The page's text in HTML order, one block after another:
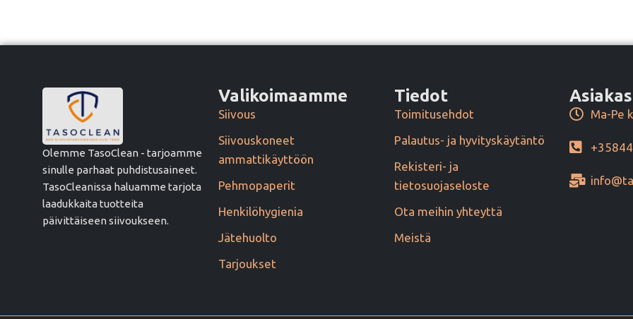
Olemme TasoClean - tarjoamme
sinulle parhaat puhdistusaineet.
TasoCleanissa haluamme tarjota
laadukkaita tuotteita
päivittäiseen siivoukseen.
Valikoimaamme
Siivous
Siivouskoneet
ammattikäyttöön
Pehmopaperit
Henkilöhygienia
Jätehuolto
Tarjoukset
Tiedot
Toimitusehdot
Palautus- ja hyvityskäytäntö
Rekisteri- ja
tietosuojaseloste
Ota meihin yhteyttä
Meistä
Ma-Pe